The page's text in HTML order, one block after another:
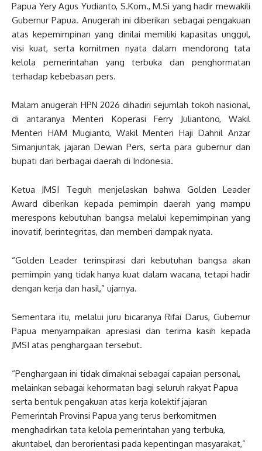
Papua Yery Agus Yudianto, S.Kom., M.Si yang hadir mewakili
Gubernur Papua. Anugerah ini diberikan sebagai pengakuan
atas kepemimpinan yang dinilai memiliki kapasitas unggul,
visi kuat, serta komitmen nyata dalam mendorong tata
kelola pemerintahan yang terbuka dan penghormatan
terhadap kebebasan pers.
Malam anugerah HPN 2026 dihadiri sejumlah tokoh nasional,
di antaranya Menteri Koperasi Ferry Juliantono, Wakil
Menteri HAM Mugianto, Wakil Menteri Haji Dahnil Anzar
Simanjuntak, jajaran Dewan Pers, serta para gubernur dan
bupati dari berbagai daerah di Indonesia.
Ketua JMSI Teguh menjelaskan bahwa Golden Leader
Award diberikan kepada pemimpin daerah yang mampu
merespons kebutuhan bangsa melalui kepemimpinan yang
inovatif, berintegritas, dan memberi dampak nyata.
“Golden Leader terinspirasi dari kebutuhan bangsa akan
pemimpin yang tidak hanya kuat dalam wacana, tetapi hadir
dengan kerja dan hasil,” ujarnya.
Sementara itu, melalui juru bicaranya Rifai Darus, Gubernur
Papua menyampaikan apresiasi dan terima kasih kepada
JMSI atas penghargaan tersebut.
“Penghargaan ini tidak dimaknai sebagai capaian personal,
melainkan sebagai kehormatan bagi seluruh rakyat Papua
serta bentuk pengakuan atas kerja kolektif jajaran
Pemerintah Provinsi Papua yang terus berkomitmen
menghadirkan tata kelola pemerintahan yang terbuka,
akuntabel, dan berorientasi pada kepentingan masyarakat,”